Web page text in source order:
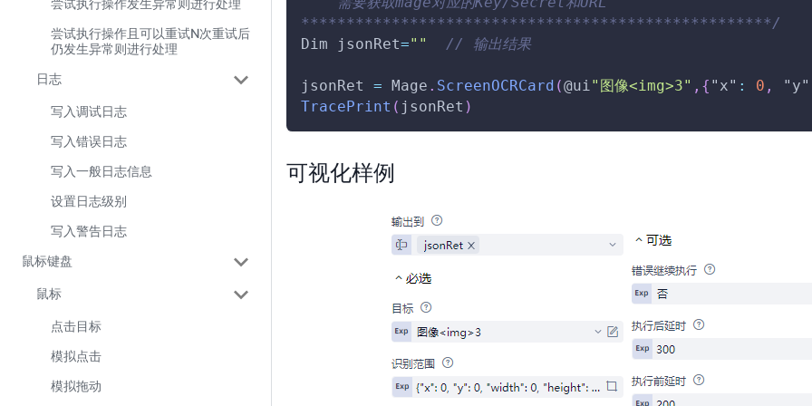
尝试执行操作发生异常则进行处理
尝试执行操作且可以重试N次重试后
仍发生异常则进行处理
日志
写入调试日志
写入错误日志
写入一般日志信息
设置日志级别
写入警告日志
鼠标键盘
鼠标
点击目标
模拟点击
模拟拖动
****************************************************/
Dim jsonRet="" // 输出结果
jsonRet = Mage . ScreenOCRCard (@ui "图像<img>3" , { "x" : 0 , "y"
TracePrint ( jsonRet )
可视化样例